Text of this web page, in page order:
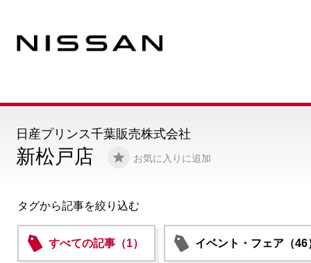
新松戸店 お気に入りに追加
日産プリンス千葉販売株式会社
タグから記事を絞り込む
すべての記事（1） イベント・フェア（46